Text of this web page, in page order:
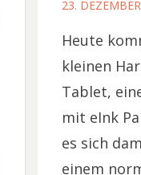
POSTED
23.
Heute
kleinen
Tablet,
mit eInk
es sich
einem